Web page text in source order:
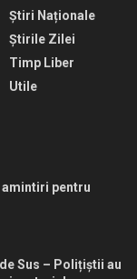
Știri Naționale
Știrile Zilei
Timp Liber
Utile
amintiri pentru
Sus – Polițiștii au